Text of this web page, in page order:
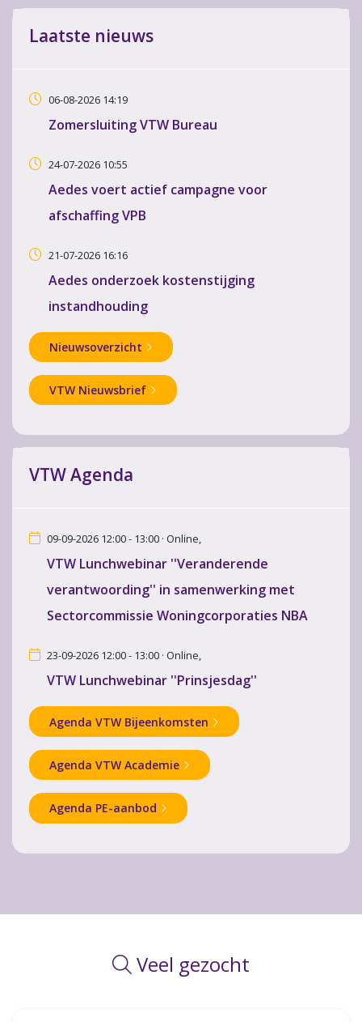
Laatste nieuws
06-08-2026 14:19
Zomersluiting VTW Bureau
24-07-2026 10:55
Aedes voert actief campagne voor
afschaffing VPB
21-07-2026 16:16
Aedes onderzoek kostenstijging
instandhouding
Nieuwsoverzicht
VTW Nieuwsbrief
VTW Agenda
09-09-2026 12:00 - 13:00 · Online,
VTW Lunchwebinar ''Veranderende
verantwoording'' in samenwerking met
Sectorcommissie Woningcorporaties NBA
23-09-2026 12:00 - 13:00 · Online,
VTW Lunchwebinar ''Prinsjesdag''
Agenda VTW Bijeenkomsten
Agenda VTW Academie
Agenda PE-aanbod
Veel gezocht